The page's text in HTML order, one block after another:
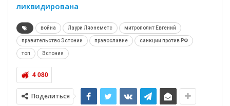
ликвидирована
война Лаури Ляэнеметс митрополит Евгений
правительство Эстонии православие санкции против РФ
топ Эстония
4 080
Поделиться